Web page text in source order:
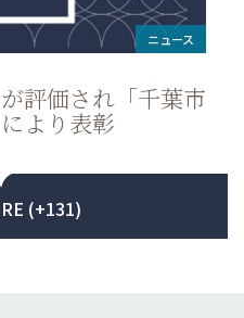
ニュース
評価され「千葉市
より表彰
(+131)